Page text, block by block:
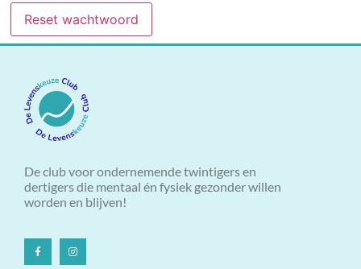
Reset wachtwoord
De club voor ondernemende twintigers en
dertigers die mentaal én fysiek gezonder willen
worden en blijven!